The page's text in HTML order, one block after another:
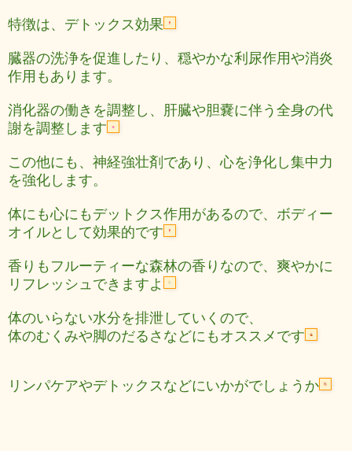
特徴は、デトックス効果
臓器の洗浄を促進したり、穏やかな利尿作用や消炎
作用もあります。
消化器の働きを調整し、肝臓や胆嚢に伴う全身の代
謝を調整します
この他にも、神経強壮剤であり、心を浄化し集中力
を強化します。
体にも心にもデットクス作用があるので、ボディー
オイルとして効果的です
香りもフルーティーな森林の香りなので、爽やかに
リフレッシュできますよ
体のいらない水分を排泄していくので、
体のむくみや脚のだるさなどにもオススメです
リンパケアやデトックスなどにいかがでしょうか